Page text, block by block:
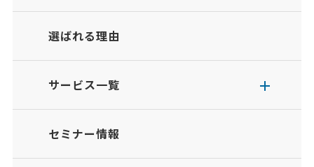
選ばれる理由
サービス一覧
セミナー情報